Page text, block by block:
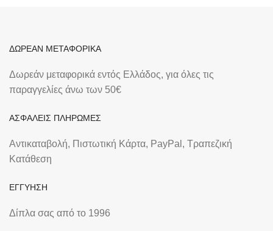
ΔΩΡΕΑΝ ΜΕΤΑΦΟΡΙΚΑ
Δωρεάν μεταφορικά εντός Ελλάδος, για όλες τις
παραγγελίες άνω των 50€
ΑΣΦΑΛΕΙΣ ΠΛΗΡΩΜΕΣ
Αντικαταβολή, Πιστωτική Κάρτα, PayPal, Τραπεζική
Kατάθεση
ΕΓΓΥΗΣΗ
Δίπλα σας από το 1996